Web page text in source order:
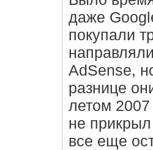
даже
покупали
AdSense,
разнице
летом 2007
не
все еще